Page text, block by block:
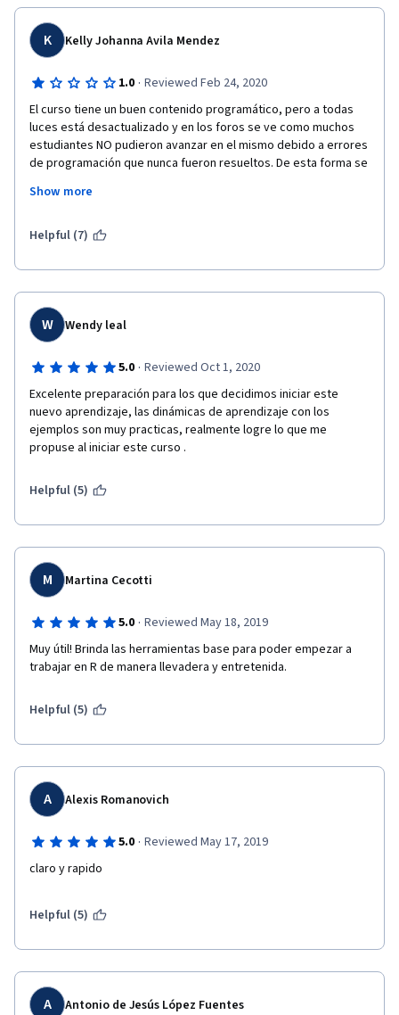
por ahí. Es una parada obligatoria si estás interesado en
aprender R y si hablas español :D
K Kelly Johanna Avila Mendez
1.0 · Reviewed Feb 24, 2020
El curso tiene un buen contenido programático, pero a todas
luces está desactualizado y en los foros se ve como muchos
estudiantes NO pudieron avanzar en el mismo debido a errores
de programación que nunca fueron resueltos. De esta forma se
aprendizaje. Si se ofrecen curso ya sean con 10 o 1000
cuando cobran certificación.
Show more
Helpful (7)
W Wendy leal
5.0 · Reviewed Oct 1, 2020
Excelente preparación para los que decidimos iniciar este
nuevo aprendizaje, las dinámicas de aprendizaje con los
ejemplos son muy practicas, realmente logre lo que me
propuse al iniciar este curso .
Helpful (5)
M Martina Cecotti
5.0 · Reviewed May 18, 2019
Muy útil! Brinda las herramientas base para poder empezar a
trabajar en R de manera llevadera y entretenida.
Helpful (5)
A Alexis Romanovich
5.0 · Reviewed May 17, 2019
claro y rapido
Helpful (5)
A Antonio de Jesús López Fuentes